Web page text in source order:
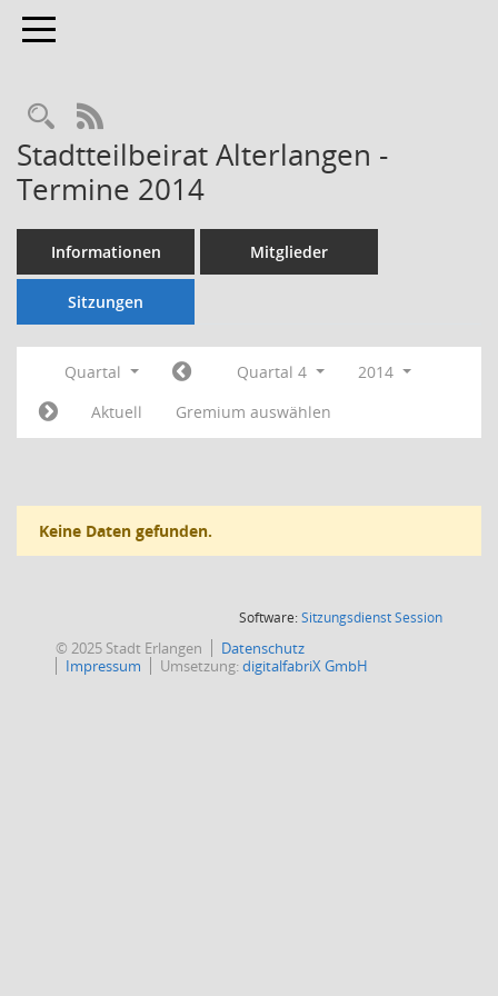
Toggle navigation
Rechercheauswahl
RSS-Feed
Stadtteilbeirat Alterlangen -
Termine 2014
Informationen Mitglieder
Sitzungen
Quartal Quartal 4
2014
Aktuell
Gremium auswählen
Keine Daten gefunden.
Software:SitzungsdienstSession(Wird in
© 2025 Stadt Erlangen
Datenschutz
Impressum
Umsetzung:digitalfabriX GmbH